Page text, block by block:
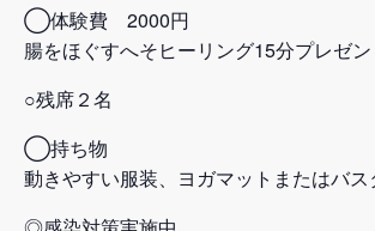
◯体験費 2000円
腸をほぐすへそヒーリング15分プレゼン
○残席２名
◯持ち物
動きやすい服装、ヨガマットまたはバス